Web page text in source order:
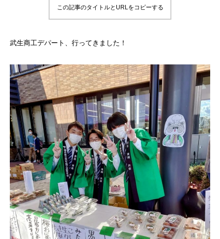
この記事のタイトルとURLをコピーする
武生商工デパート、行ってきました！